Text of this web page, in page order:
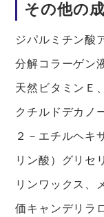
その他の
ジパルミチン酸
分解コラーゲン
天然ビタミンＥ
クチルドデカノ
２－エチルヘキ
リン酸）グリセ
リンワックス、
価キャンデリラ